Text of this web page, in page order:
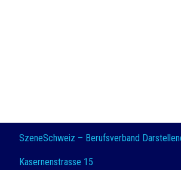
SzeneSchweiz – Berufsverband
Kasernenstrasse 15